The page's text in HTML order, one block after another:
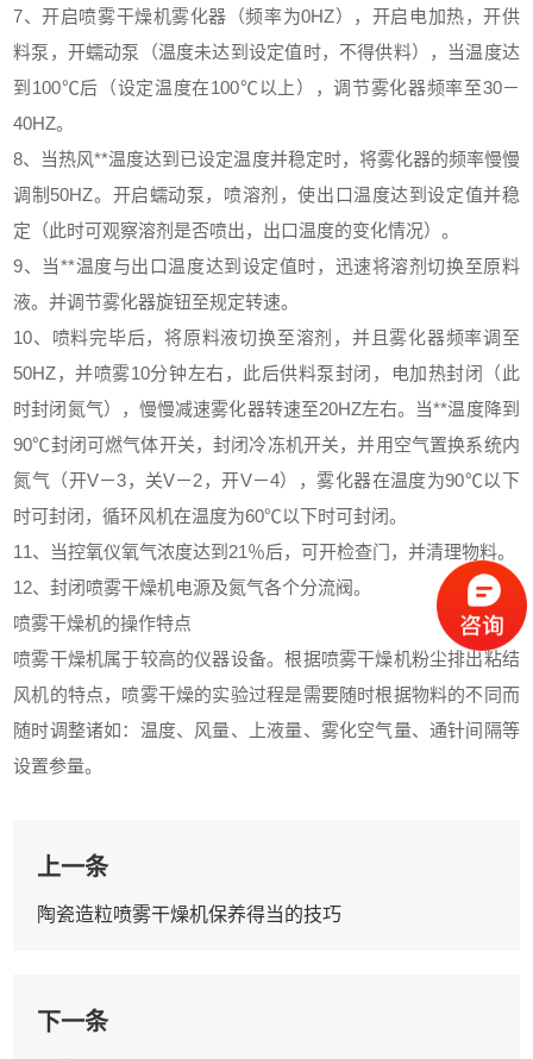
7、开启喷雾干燥机雾化器（频率为0HZ），开启电加热，开供
料泵，开蠕动泵（温度未达到设定值时，不得供料），当温度达
到100℃后（设定温度在100℃以上），调节雾化器频率至30－
40HZ。
8、当热风**温度达到已设定温度并稳定时，将雾化器的频率慢慢
调制50HZ。开启蠕动泵，喷溶剂，使出口温度达到设定值并稳
定（此时可观察溶剂是否喷出，出口温度的变化情况）。
9、当**温度与出口温度达到设定值时，迅速将溶剂切换至原料
液。并调节雾化器旋钮至规定转速。
10、喷料完毕后，将原料液切换至溶剂，并且雾化器频率调至
50HZ，并喷雾10分钟左右，此后供料泵封闭，电加热封闭（此
时封闭氮气），慢慢减速雾化器转速至20HZ左右。当**温度降到
90℃封闭可燃气体开关，封闭冷冻机开关，并用空气置换系统内
氮气（开V－3，关V－2，开V－4），雾化器在温度为90℃以下
时可封闭，循环风机在温度为60℃以下时可封闭。
11、当控氧仪氧气浓度达到21％后，可开检查门，并清理物料。
12、封闭喷雾干燥机电源及氮气各个分流阀。
喷雾干燥机的操作特点
喷雾干燥机属于较高的仪器设备。根据喷雾干燥机粉尘排出粘结
风机的特点，喷雾干燥的实验过程是需要随时根据物料的不同而
随时调整诸如：温度、风量、上液量、雾化空气量、通针间隔等
设置参量。
上一条
陶瓷造粒喷雾干燥机保养得当的技巧
下一条